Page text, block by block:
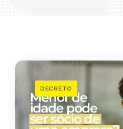
DECRETO